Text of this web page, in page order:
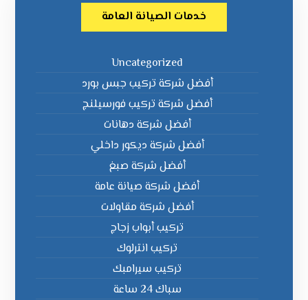
خدمات الصيانة العامة
Uncategorized
أفضل شركة تركيب جبس بورد
أفضل شركة تركيب فورسيلنج
أفضل شركة دهانات
أفضل شركة ديكور داخلي
أفضل شركة صبغ
أفضل شركة صيانة عامة
أفضل شركة مقاولات
تركيب أبواب زجاج
تركيب انترلوك
تركيب سيرامبك
سباك 24 ساعة